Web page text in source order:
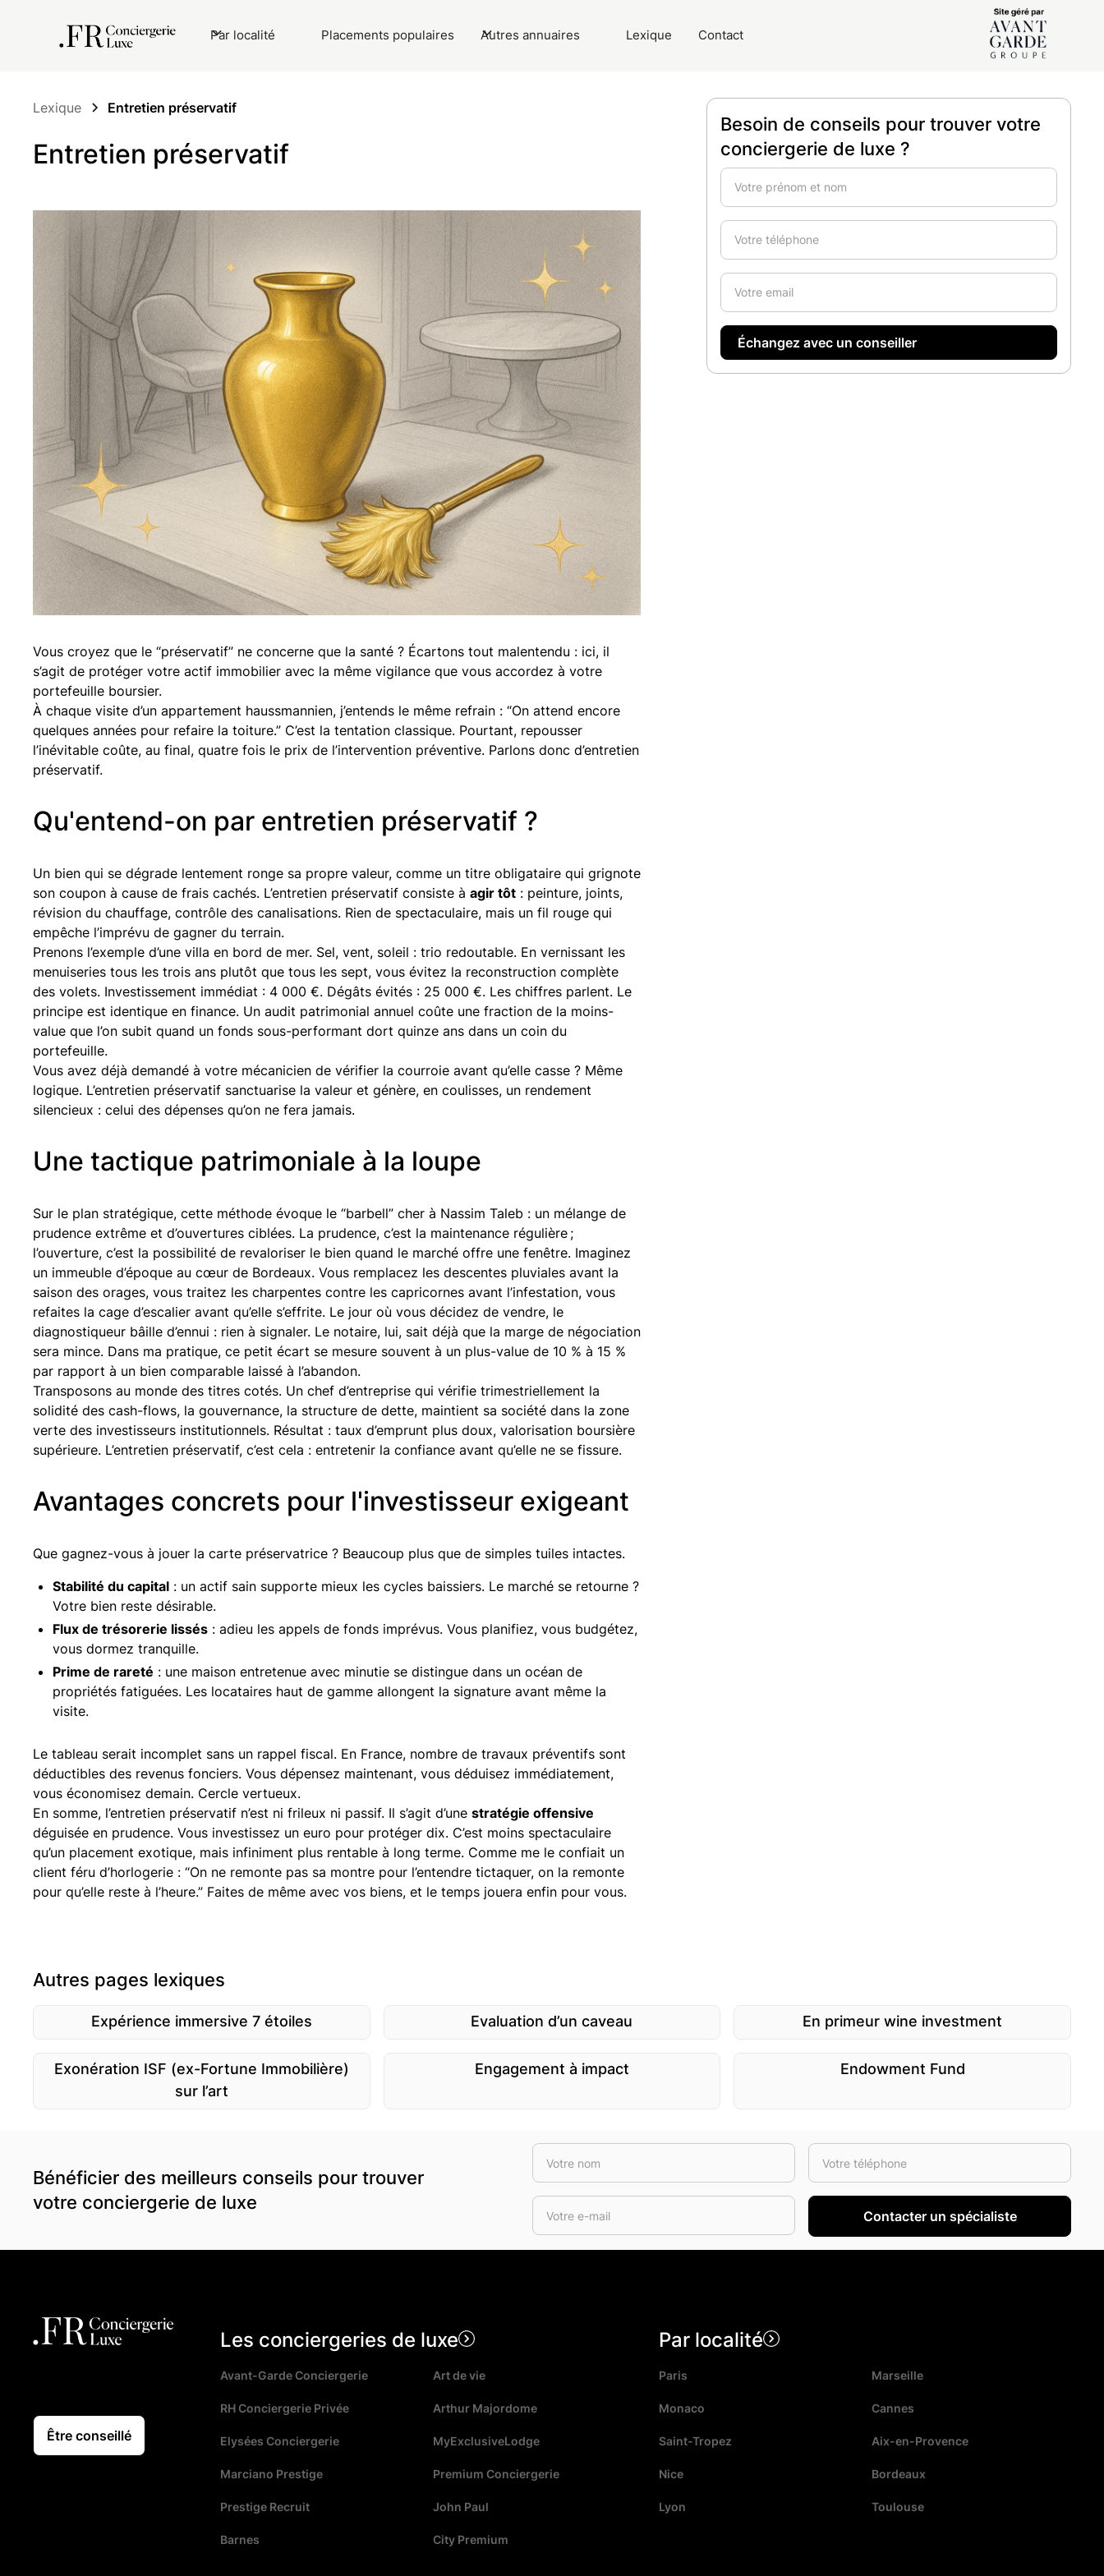
Par localité Placements populaires Autres annuaires Lexique Contact
Lexique Entretien préservatif
Entretien préservatif
Vous croyez que le “préservatif” ne concerne que la santé ? Écartons tout malentendu : ici, il
s’agit de protéger votre actif immobilier avec la même vigilance que vous accordez à votre
portefeuille boursier.
À chaque visite d’un appartement haussmannien, j’entends le même refrain : “On attend encore
quelques années pour refaire la toiture.” C’est la tentation classique. Pourtant, repousser
l’inévitable coûte, au final, quatre fois le prix de l’intervention préventive. Parlons donc d’entretien
préservatif.
Qu'entend-on par entretien préservatif ?
Un bien qui se dégrade lentement ronge sa propre valeur, comme un titre obligataire qui grignote
son coupon à cause de frais cachés. L’entretien préservatif consiste à agir tôt : peinture, joints,
révision du chauffage, contrôle des canalisations. Rien de spectaculaire, mais un fil rouge qui
empêche l’imprévu de gagner du terrain.
Prenons l’exemple d’une villa en bord de mer. Sel, vent, soleil : trio redoutable. En vernissant les
menuiseries tous les trois ans plutôt que tous les sept, vous évitez la reconstruction complète
des volets. Investissement immédiat : 4 000 €. Dégâts évités : 25 000 €. Les chiffres parlent. Le
principe est identique en finance. Un audit patrimonial annuel coûte une fraction de la moins-
value que l’on subit quand un fonds sous-performant dort quinze ans dans un coin du
portefeuille.
Vous avez déjà demandé à votre mécanicien de vérifier la courroie avant qu’elle casse ? Même
logique. L’entretien préservatif sanctuarise la valeur et génère, en coulisses, un rendement
silencieux : celui des dépenses qu’on ne fera jamais.
Une tactique patrimoniale à la loupe
Sur le plan stratégique, cette méthode évoque le “barbell” cher à Nassim Taleb : un mélange de
prudence extrême et d’ouvertures ciblées. La prudence, c’est la maintenance régulière ;
l’ouverture, c’est la possibilité de revaloriser le bien quand le marché offre une fenêtre. Imaginez
un immeuble d’époque au cœur de Bordeaux. Vous remplacez les descentes pluviales avant la
saison des orages, vous traitez les charpentes contre les capricornes avant l’infestation, vous
refaites la cage d’escalier avant qu’elle s’effrite. Le jour où vous décidez de vendre, le
diagnostiqueur bâille d’ennui : rien à signaler. Le notaire, lui, sait déjà que la marge de négociation
sera mince. Dans ma pratique, ce petit écart se mesure souvent à un plus-value de 10 % à 15 %
par rapport à un bien comparable laissé à l’abandon.
Transposons au monde des titres cotés. Un chef d’entreprise qui vérifie trimestriellement la
solidité des cash-flows, la gouvernance, la structure de dette, maintient sa société dans la zone
verte des investisseurs institutionnels. Résultat : taux d’emprunt plus doux, valorisation boursière
supérieure. L’entretien préservatif, c’est cela : entretenir la confiance avant qu’elle ne se fissure.
Avantages concrets pour l'investisseur exigeant
Que gagnez-vous à jouer la carte préservatrice ? Beaucoup plus que de simples tuiles intactes.
Stabilité du capital : un actif sain supporte mieux les cycles baissiers. Le marché se retourne ?
Votre bien reste désirable.
Flux de trésorerie lissés : adieu les appels de fonds imprévus. Vous planifiez, vous budgétez,
vous dormez tranquille.
Prime de rareté : une maison entretenue avec minutie se distingue dans un océan de
propriétés fatiguées. Les locataires haut de gamme allongent la signature avant même la
visite.
Le tableau serait incomplet sans un rappel fiscal. En France, nombre de travaux préventifs sont
déductibles des revenus fonciers. Vous dépensez maintenant, vous déduisez immédiatement,
vous économisez demain. Cercle vertueux.
En somme, l’entretien préservatif n’est ni frileux ni passif. Il s’agit d’une stratégie offensive
déguisée en prudence. Vous investissez un euro pour protéger dix. C’est moins spectaculaire
qu’un placement exotique, mais infiniment plus rentable à long terme. Comme me le confiait un
client féru d’horlogerie : “On ne remonte pas sa montre pour l’entendre tictaquer, on la remonte
pour qu’elle reste à l’heure.” Faites de même avec vos biens, et le temps jouera enfin pour vous.
Besoin de conseils pour trouver votre
conciergerie de luxe ?
Autres pages lexiques
Expérience immersive 7 étoiles Evaluation d’un caveau En primeur wine investment
Exonération ISF (ex-Fortune Immobilière)
sur l’art
Engagement à impact Endowment Fund
Bénéficier des meilleurs conseils pour trouver
votre conciergerie de luxe
Être conseillé
Les conciergeries de luxe
Avant-Garde Conciergerie Art de vie
RH Conciergerie Privée Arthur Majordome
Elysées Conciergerie MyExclusiveLodge
Marciano Prestige Premium Conciergerie
Prestige Recruit John Paul
Barnes City Premium
Par localité
Paris Marseille
Monaco Cannes
Saint-Tropez Aix-en-Provence
Nice Bordeaux
Lyon Toulouse